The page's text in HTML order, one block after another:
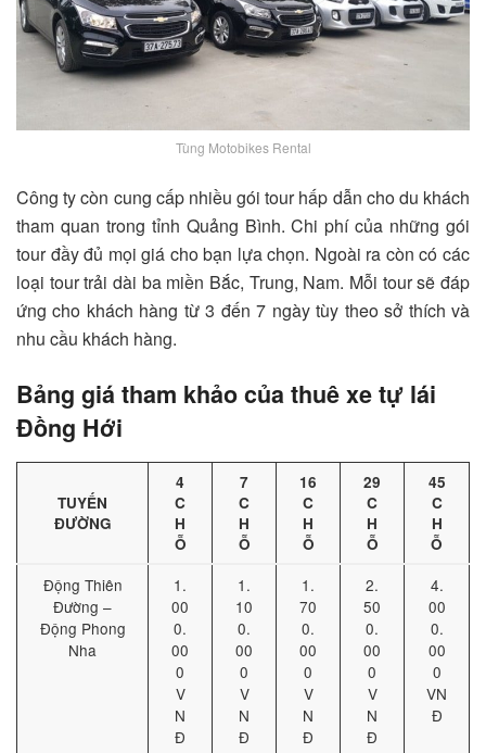
Tùng Motobikes Rental
Công ty còn cung cấp nhiều gói tour hấp dẫn cho du khách
tham quan trong tỉnh Quảng Bình. Chi phí của những gói
tour đầy đủ mọi giá cho bạn lựa chọn. Ngoài ra còn có các
loại tour trải dài ba miền Bắc, Trung, Nam. Mỗi tour sẽ đáp
ứng cho khách hàng từ 3 đến 7 ngày tùy theo sở thích và
nhu cầu khách hàng.
Bảng giá tham khảo của thuê xe tự lái
Đồng Hới
TUYẾN
ĐƯỜNG
4
C
H
Ỗ
7
C
H
Ỗ
16
C
H
Ỗ
29
C
H
Ỗ
45
C
H
Ỗ
Động Thiên
Đường –
Động Phong
Nha
1.
00
0.
00
0
V
N
Đ
1.
10
0.
00
0
V
N
Đ
1.
70
0.
00
0
V
N
Đ
2.
50
0.
00
0
V
N
Đ
4.
00
0.
00
0
VN
Đ